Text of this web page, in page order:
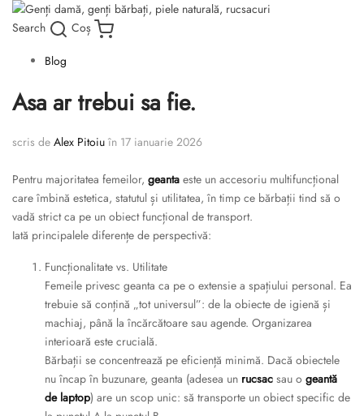
Search Coș
Blog
Asa ar trebui sa fie.
scris de Alex Pitoiu în 17 ianuarie 2026
Pentru majoritatea femeilor, geanta este un accesoriu multifuncțional
care îmbină estetica, statutul și utilitatea, în timp ce bărbații tind să o
vadă strict ca pe un obiect funcțional de transport.
Iată principalele diferențe de perspectivă:
Funcționalitate vs. Utilitate
Femeile privesc geanta ca pe o extensie a spațiului personal. Ea
trebuie să conțină „tot universul”: de la obiecte de igienă și
machiaj, până la încărcătoare sau agende. Organizarea
interioară este crucială.
Bărbații se concentrează pe eficiență minimă. Dacă obiectele
nu încap în buzunare, geanta (adesea un rucsac sau o geantă
de laptop) are un scop unic: să transporte un obiect specific de